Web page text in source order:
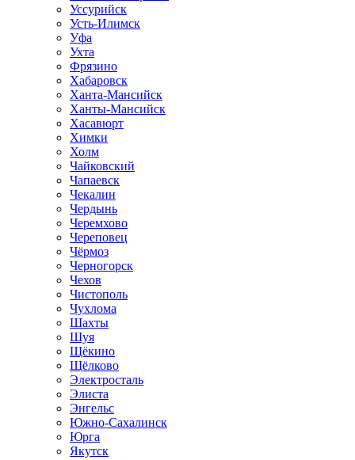
Уссурийск
Усть-Илимск
Уфа
Ухта
Фрязино
Хабаровск
Ханта-Мансийск
Ханты-Мансийск
Хасавюрт
Химки
Холм
Чайковский
Чапаевск
Чекалин
Чердынь
Черемхово
Череповец
Чёрмоз
Черногорск
Чехов
Чистополь
Чухлома
Шахты
Шуя
Щёкино
Щёлково
Электросталь
Элиста
Энгельс
Южно-Сахалинск
Юрга
Якутск